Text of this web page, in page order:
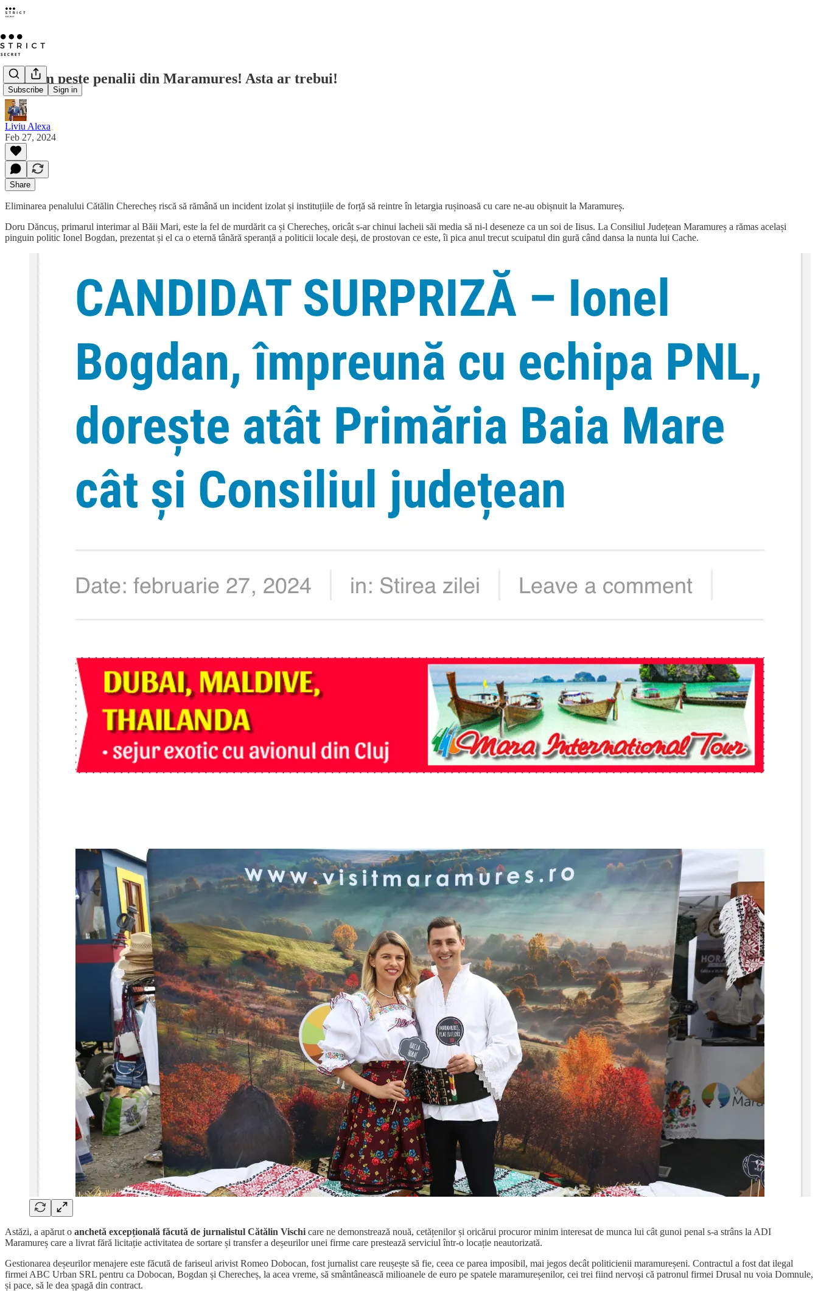
Subscribe Sign in
Napalm peste penalii din Maramures! Asta ar trebui!
Liviu Alexa
Feb 27, 2024
Share
Eliminarea penalului Cătălin Cherecheș riscă să rămână un incident izolat și instituțiile de forță să reintre în letargia rușinoasă cu care ne-au obișnuit la Maramureș.
Doru Dăncuș, primarul interimar al Băii Mari, este la fel de murdărit ca și Cherecheș, oricât s-ar chinui lacheii săi media să ni-l deseneze ca un soi de Iisus. La Consiliul Județean Maramureș a rămas același
pinguin politic Ionel Bogdan, prezentat și el ca o eternă tânără speranță a politicii locale deși, de prostovan ce este, îi pica anul trecut scuipatul din gură când dansa la nunta lui Cache.
Astăzi, a apărut o anchetă excepțională făcută de jurnalistul Cătălin Vischi care ne demonstrează nouă, cetățenilor și oricărui procuror minim interesat de munca lui cât gunoi penal s-a strâns la ADI
Maramureș care a livrat fără licitație activitatea de sortare și transfer a deșeurilor unei firme care prestează serviciul într-o locație neautorizată.
Gestionarea deșeurilor menajere este făcută de fariseul arivist Romeo Dobocan, fost jurnalist care reușește să fie, ceea ce parea imposibil, mai jegos decât politicienii maramureșeni. Contractul a fost dat ilegal
firmei ABC Urban SRL pentru ca Dobocan, Bogdan și Cherecheș, la acea vreme, să smântânească milioanele de euro pe spatele maramureșenilor, cei trei fiind nervoși că patronul firmei Drusal nu voia Domnule,
și pace, să le dea șpagă din contract.